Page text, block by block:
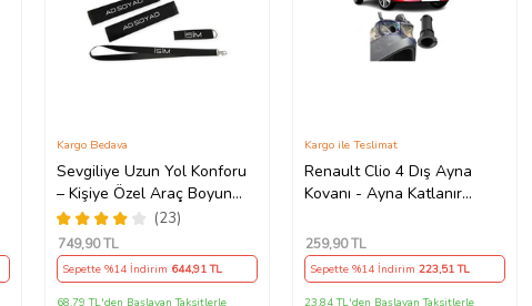
Sevgiliye Uzun Yol Konforu
– Kişiye Özel Araç Boyun
Yastığı & Kemer Pedi Hediye
Seti
(23)
Kargo Bedava
749,90 TL
Sepette %14 İndirim 644,91 TL
68,79 TL'den Başlayan Taksitlerle
Renault Clio 4 Dış Ayna
Kovanı - Ayna Katlanır
490307706 M3625
Kargo ile Teslimat
259,90 TL
Sepette %14 İndirim223,51 TL
23,84 TL'den Başlayan Taksitlerle